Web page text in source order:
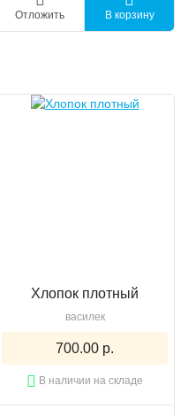
Отложить В корзину
Хлопок плотный
василек
700.00 р.
В наличии на складе